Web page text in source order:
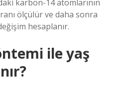
karbon-14 atomlarının
ölçülür ve daha sonra
hesaplanır.
ile yaş